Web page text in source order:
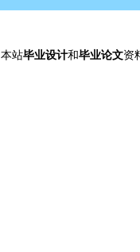
本站毕业设计和毕业论文资